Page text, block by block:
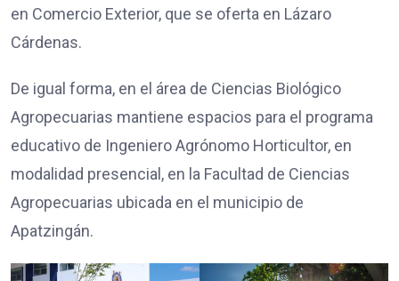
en Comercio Exterior, que se oferta en Lázaro
Cárdenas.
De igual forma, en el área de Ciencias Biológico
Agropecuarias mantiene espacios para el programa
educativo de Ingeniero Agrónomo Horticultor, en
modalidad presencial, en la Facultad de Ciencias
Agropecuarias ubicada en el municipio de
Apatzingán.